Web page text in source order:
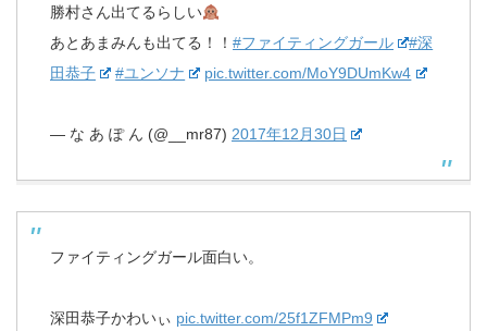
勝村さん出てるらしい
あとあまみんも出てる！！ #ファイティングガール
#深
田恭子
#ユンソナ pic.twitter.com/MoY9DUmKw4
— な あ ぽ ん (@__mr87) 2017年12月30日
ファイティングガール面白い。
深田恭子かわいぃ pic.twitter.com/25f1ZFMPm9